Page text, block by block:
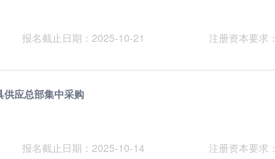
报名截止日期：2025-10-21 注册资本要求
应总部集中采购
报名截止日期：2025-10-14 注册资本要求